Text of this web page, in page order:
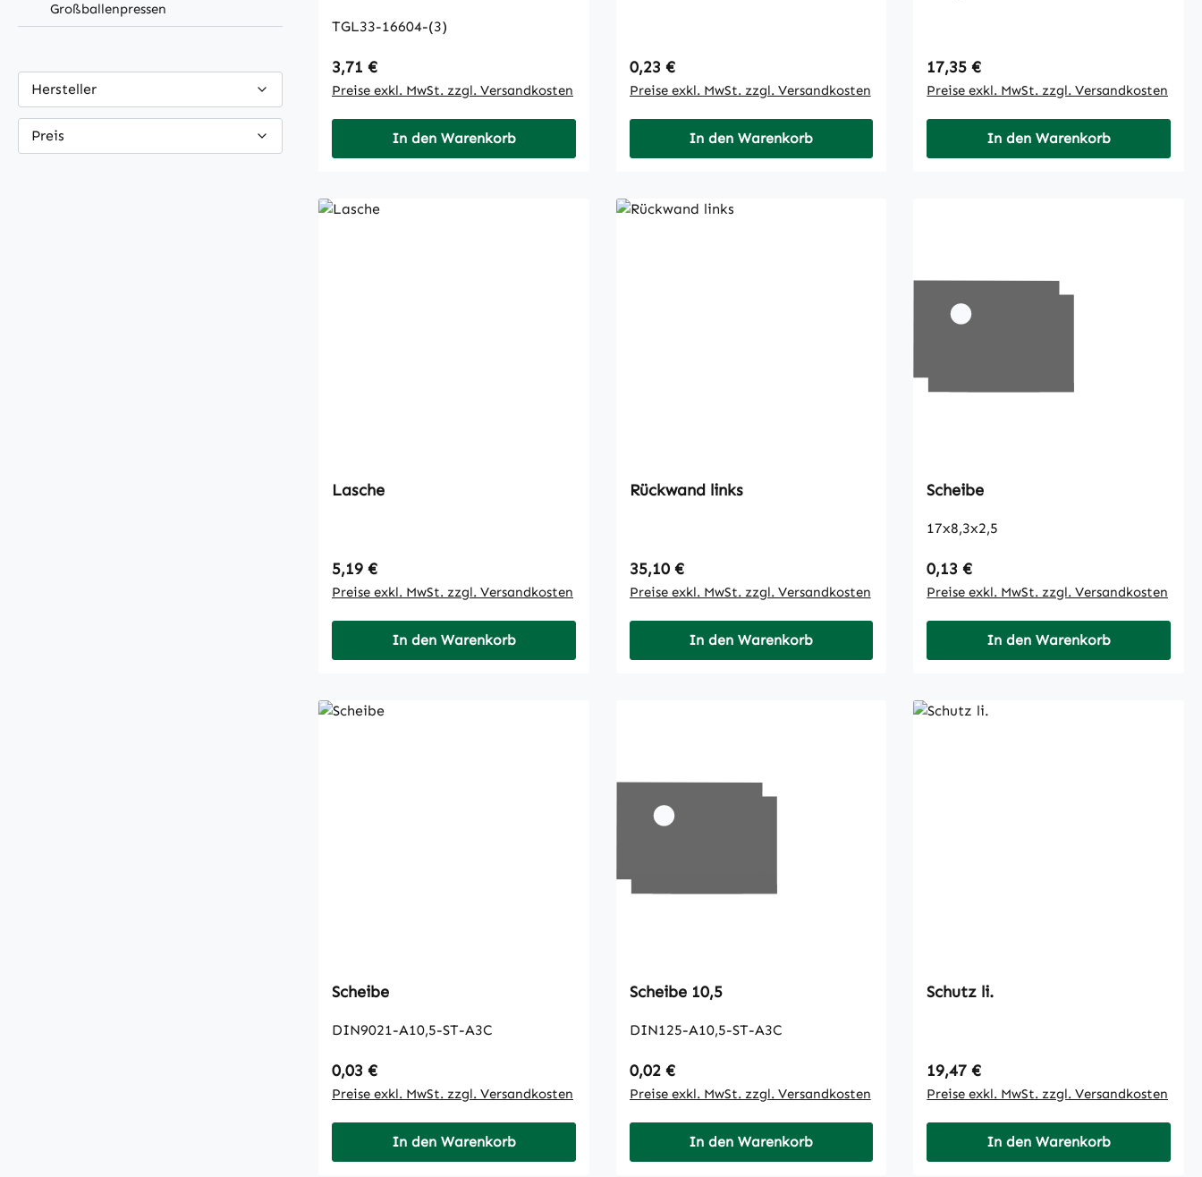
Großballenpressen
Hersteller
Preis
TGL33-16604-(3)
Regulärer Preis:
3,71 €
Preise exkl. MwSt. zzgl. Versandkosten
In den Warenkorb
Regulärer Preis:
0,23 €
Preise exkl. MwSt. zzgl. Versandkosten
In den Warenkorb
Regulärer Preis:
17,35 €
Preise exkl. MwSt. zzgl. Versandkosten
In den Warenkorb
Lasche
Regulärer Preis:
5,19 €
Preise exkl. MwSt. zzgl. Versandkosten
In den Warenkorb
Rückwand links
Regulärer Preis:
35,10 €
Preise exkl. MwSt. zzgl. Versandkosten
In den Warenkorb
Scheibe
17x8,3x2,5
Regulärer Preis:
0,13 €
Preise exkl. MwSt. zzgl. Versandkosten
In den Warenkorb
Scheibe
DIN9021-A10,5-ST-A3C
Regulärer Preis:
0,03 €
Preise exkl. MwSt. zzgl. Versandkosten
In den Warenkorb
Scheibe 10,5
DIN125-A10,5-ST-A3C
Regulärer Preis:
0,02 €
Preise exkl. MwSt. zzgl. Versandkosten
In den Warenkorb
Schutz li.
Regulärer Preis:
19,47 €
Preise exkl. MwSt. zzgl. Versandkosten
In den Warenkorb